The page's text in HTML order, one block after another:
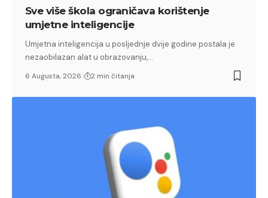
Sve više škola ograničava korištenje
umjetne inteligencije
Umjetna inteligencija u posljednje dvije godine postala je
nezaobilazan alat u obrazovanju,…
6 Augusta, 2026 2 min čitanja